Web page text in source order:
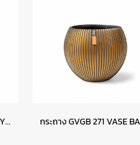
กระถาง GVGB 882 VASE CYLINDER GROOVE -สีทองปัดดำ